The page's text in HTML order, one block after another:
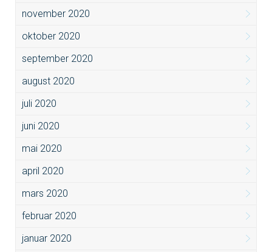
november 2020
oktober 2020
september 2020
august 2020
juli 2020
juni 2020
mai 2020
april 2020
mars 2020
februar 2020
januar 2020